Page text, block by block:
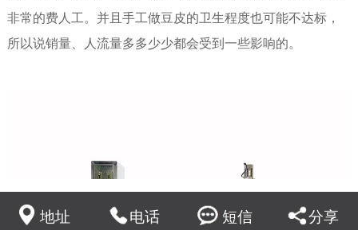
非常的费人工。并且手工做豆皮的卫生程度也可能不达标，
所以说销量、人流量多多少少都会受到一些影响的。
地址 电话 短信 分享